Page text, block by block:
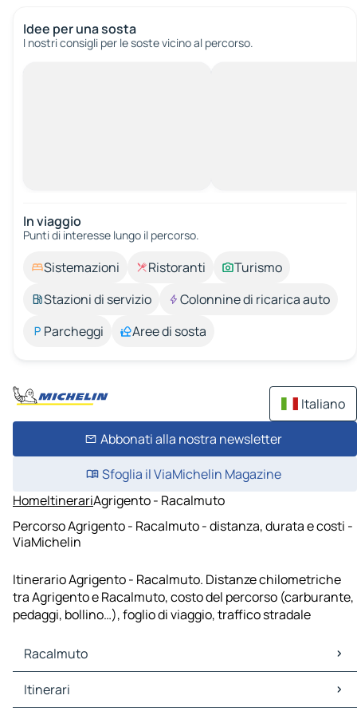
Idee per una sosta
I nostri consigli per le soste vicino al percorso.
In viaggio
Punti di interesse lungo il percorso.
Sistemazioni Ristoranti
Turismo
Stazioni di servizio
Colonnine di ricarica auto
Parcheggi
Aree di sosta
Italiano
Abbonati alla nostra newsletter
Sfoglia il ViaMichelin Magazine
HomeItinerariAgrigento - Racalmuto
Percorso Agrigento - Racalmuto - distanza, durata e costi -
ViaMichelin
Itinerario Agrigento - Racalmuto. Distanze chilometriche
tra Agrigento e Racalmuto, costo del percorso (carburante,
pedaggi, bollino…), foglio di viaggio, traffico stradale
Racalmuto
Racalmuto Mappe Piantine
Racalmuto Traffico
Itinerari